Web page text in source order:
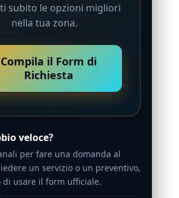
subito le opzioni migliori
nella tua zona.
Compila il Form di
Richiesta
veloce?
per fare una domanda al
un servizio o un preventivo,
usare il form ufficiale.